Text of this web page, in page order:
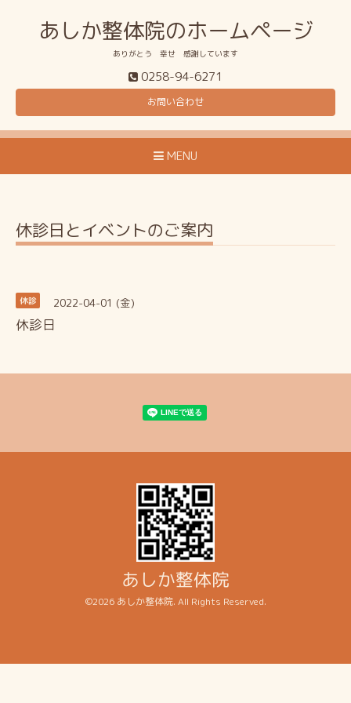
あしか整体院のホームページ
ありがとう 幸せ 感謝しています
0258-94-6271
お問い合わせ
MENU
休診日とイベントのご案内
休診 2022-04-01 (金)
休診日
あしか整体院
©2026 あしか整体院. All Rights Reserved.